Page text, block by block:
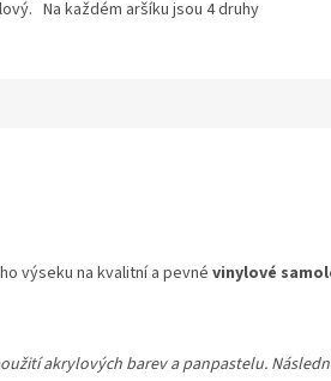
Na každém aršíku jsou 4 druhy
výseku na kvalitní a pevné vinylové
akrylových barev a panpastelu.